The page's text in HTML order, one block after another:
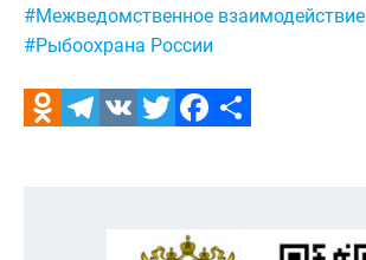
Метки:
#Межведомственное взаимодействие
#Рыбоохрана России